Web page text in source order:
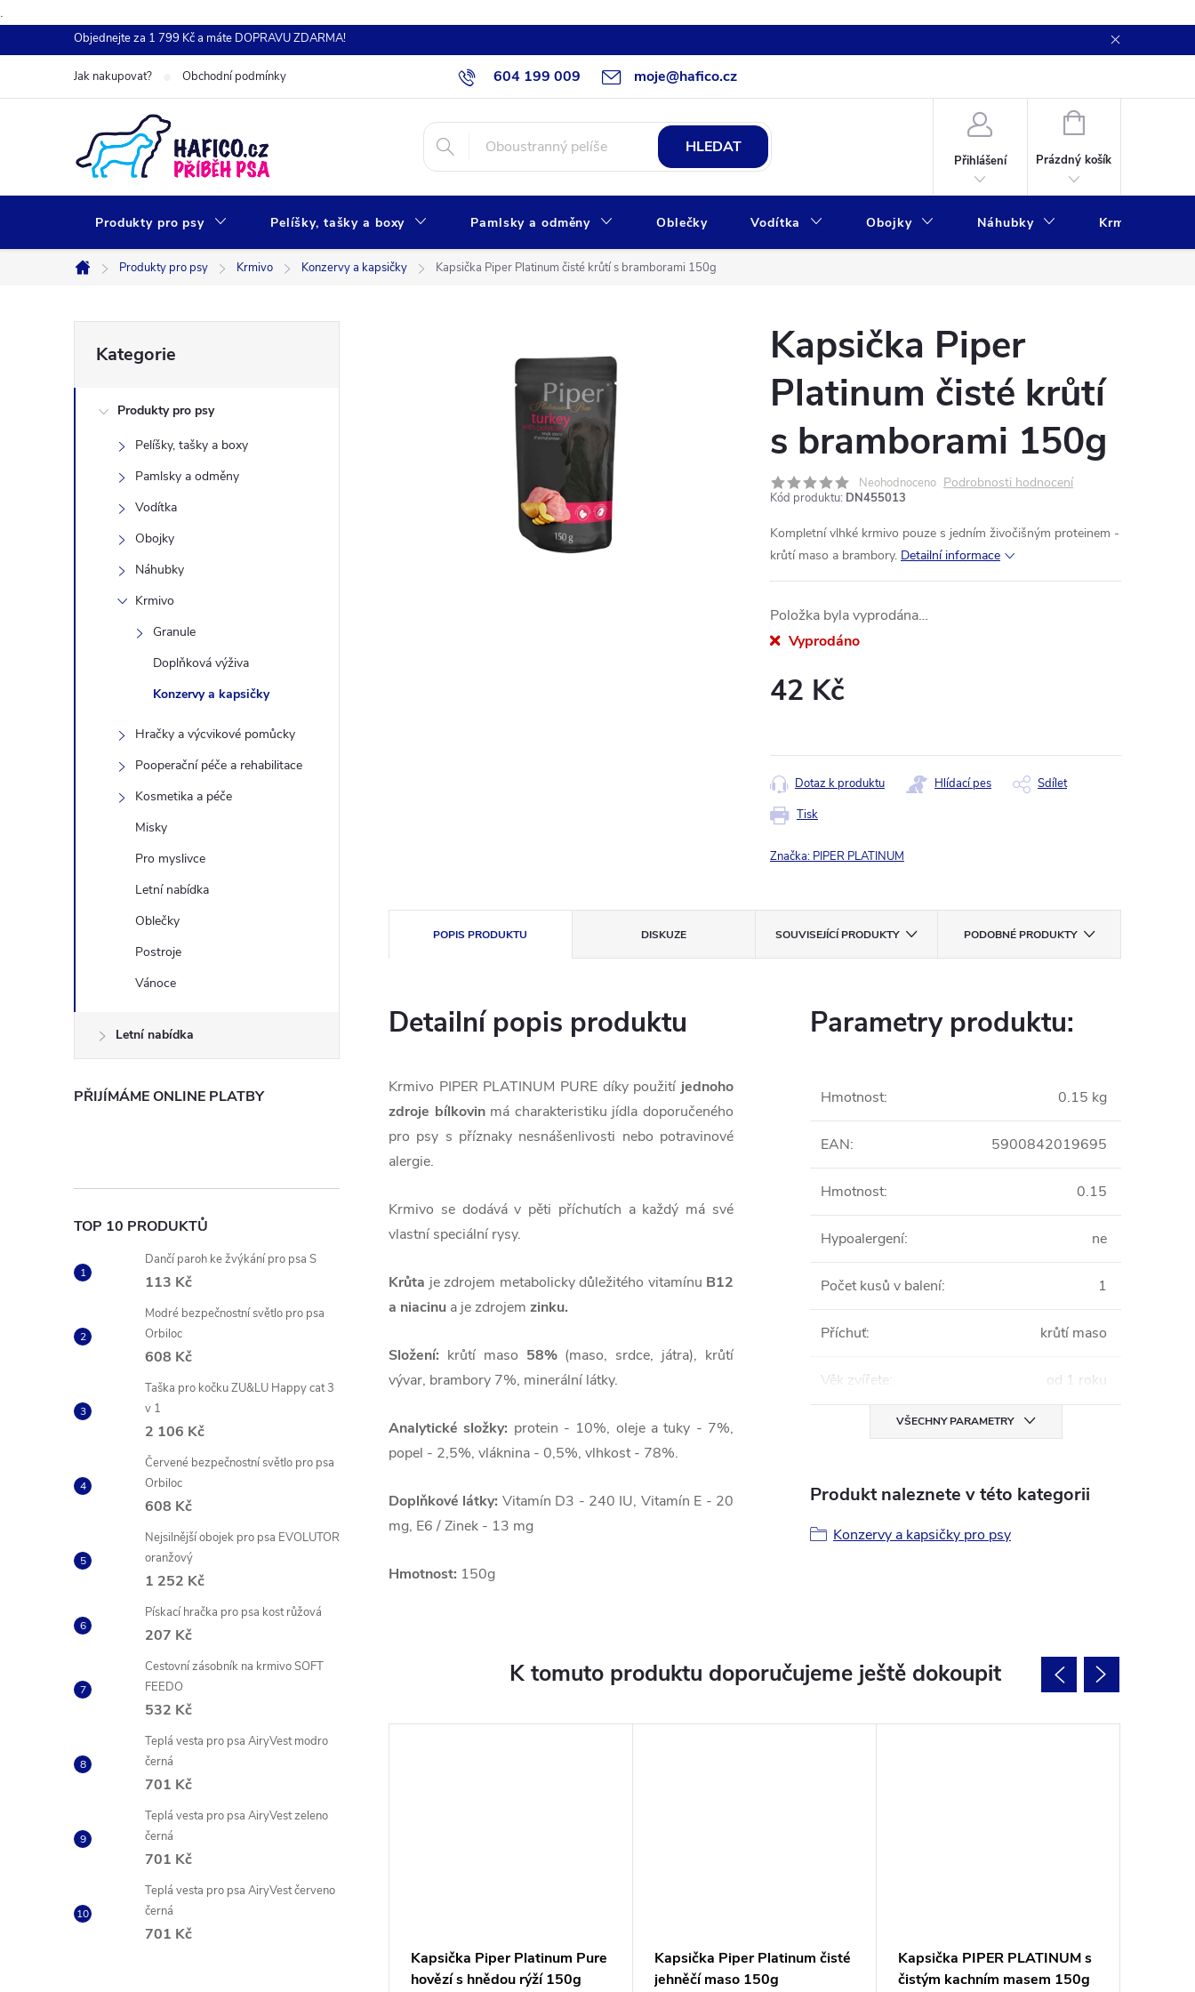
.
na
Objednejte za 1 799 Kč a máte DOPRAVU ZDARMA!
604 199 009 moje@hafico.cz
Jak nakupovat? Obchodní podmínky
HLEDAT
Přihlášení
NÁKUPNÍ
Prázdný košík
Produkty pro psy Pelíšky, tašky a boxy Pamlsky a odměny Oblečky Vodítka Obojky Náhubky Krmivo
Domů
Produkty pro psy Krmivo Konzervy a kapsičky Kapsička Piper Platinum čisté krůtí s bramborami 150g
o
kategorie
Kategorie
Produkty pro psy
Pelíšky, tašky a boxy
Pamlsky a odměny
Vodítka
Obojky
Náhubky
Krmivo
Granule
Doplňková výživa
Konzervy a kapsičky
Hračky a výcvikové pomůcky
Pooperační péče a rehabilitace
Kosmetika a péče
Misky
Pro myslivce
Letní nabídka
Oblečky
Postroje
Vánoce
Letní nabídka
PŘIJÍMÁME ONLINE PLATBY
TOP 10 PRODUKTŮ
Dančí paroh ke žvýkání pro psa S
113 Kč
Modré bezpečnostní světlo pro psa
Orbiloc
608 Kč
Taška pro kočku ZU&LU Happy cat 3
v 1
2 106 Kč
Červené bezpečnostní světlo pro psa
Orbiloc
608 Kč
Nejsilnější obojek pro psa EVOLUTOR
oranžový
1 252 Kč
Pískací hračka pro psa kost růžová
207 Kč
Cestovní zásobník na krmivo SOFT
FEEDO
532 Kč
Teplá vesta pro psa AiryVest modro
černá
701 Kč
Teplá vesta pro psa AiryVest zeleno
černá
701 Kč
Teplá vesta pro psa AiryVest červeno
černá
701 Kč
Kapsička Piper
Platinum čisté krůtí
s bramborami 150g
Neohodnoceno Podrobnosti hodnocení
Kód produktu: DN455013
Kompletní vlhké krmivo pouze s jedním živočišným proteinem -
krůtí maso a brambory. Detailní informace
Položka byla vyprodána…
Vyprodáno
42 Kč
Tisk
Dotaz k produktu Hlídací pes Sdílet
Značka: PIPER PLATINUM
POPIS PRODUKTU DISKUZE SOUVISEJÍCÍ PRODUKTY PODOBNÉ PRODUKTY
Detailní popis produktu
Krmivo PIPER PLATINUM PURE díky použití jednoho
zdroje bílkovinmá charakteristiku jídla doporučeného
pro psy s příznaky nesnášenlivosti nebo potravinové
alergie.
Krmivo se dodává v pěti příchutích a každý má své
vlastní speciální rysy.
Krůta je zdrojem metabolicky důležitého vitamínu B12
a niacinu a je zdrojem zinku.
Složení: krůtí maso 58%(maso, srdce, játra), krůtí
vývar, brambory 7%, minerální látky.
Analytické složky: protein - 10%, oleje a tuky - 7%,
popel - 2,5%, vláknina - 0,5%, vlhkost - 78%.
Doplňkové látky: Vitamín D3 - 240 IU, Vitamín E - 20
mg, E6 / Zinek - 13 mg
Hmotnost: 150g
Parametry produktu:
Hmotnost: 0.15 kg
EAN: 5900842019695
Hmotnost: 0.15
Hypoalergení: ne
Počet kusů v balení: 1
Příchuť: krůtí maso
Věk zvířete: od 1 roku
VŠECHNY PARAMETRY
Produkt naleznete v této kategorii
Konzervy a kapsičky pro psy
K tomuto produktu doporučujeme ještě dokoupit
Kapsička Piper Platinum Pure
hovězí s hnědou rýží 150g
Kapsička Piper Platinum čisté
jehněčí maso 150g
Kapsička PIPER PLATINUM s
čistým kachním masem 150g